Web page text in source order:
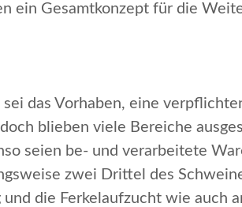
ein Gesamtkonzept für die
sei das Vorhaben, eine
blieben viele Bereiche
seien be- und verarbeitete
zwei Drittel des
die Ferkelaufzucht wie auch